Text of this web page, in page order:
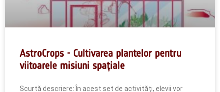
AstroCrops - Cultivarea plantelor pentru
viitoarele misiuni spațiale
Scurtă descriere: În acest set de activități, elevii vor